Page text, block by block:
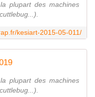
plupart des machines
kesiart-2015-05-011/
plupart des machines